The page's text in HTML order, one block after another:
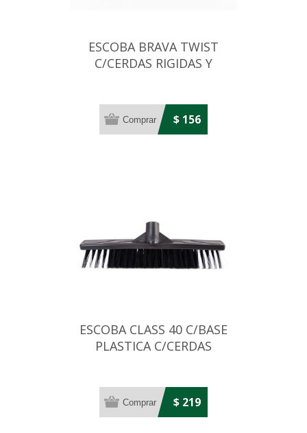
ESCOBA BRAVA TWIST
C/CERDAS RIGIDAS Y
$ 156
ESCOBA CLASS 40 C/BASE
PLASTICA C/CERDAS
$ 219